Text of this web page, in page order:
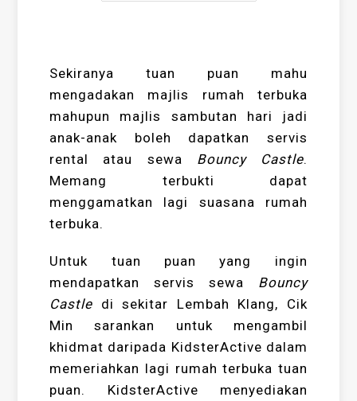
Sekiranya tuan puan mahu
mengadakan majlis rumah terbuka
mahupun majlis sambutan hari jadi
anak-anak boleh dapatkan servis
rental atau sewa Bouncy Castle.
Memang terbukti dapat
menggamatkan lagi suasana rumah
terbuka.
Untuk tuan puan yang ingin
mendapatkan servis sewa Bouncy
Castle di sekitar Lembah Klang, Cik
Min sarankan untuk mengambil
khidmat daripada KidsterActive dalam
memeriahkan lagi rumah terbuka tuan
puan. KidsterActive menyediakan